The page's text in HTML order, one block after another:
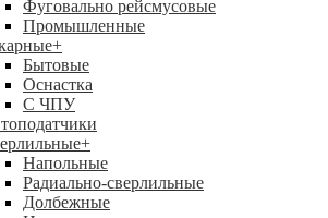
Фуговально рейсмусовые
Промышленные
+
Бытовые
Оснастка
С ЧПУ
+
Напольные
Радиально-сверлильные
Долбежные